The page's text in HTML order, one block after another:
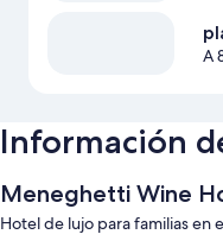
A
Información
Meneghetti Wine
Hotel de lujo para familias en